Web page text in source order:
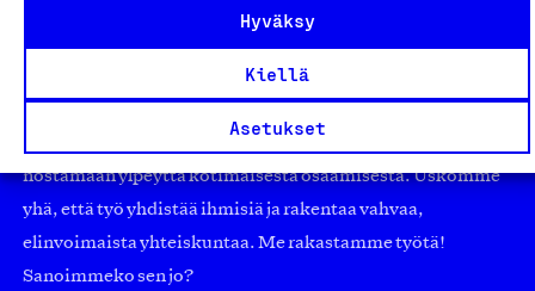
Hyväksy
Kiellä
Asetukset
pienistä pajoista ja yhteisöistä kansainvälisiin
nostamaan ylpeyttä kotimaisesta osaamisesta. Uskomme
yhä, että työ yhdistää ihmisiä ja rakentaa vahvaa,
elinvoimaista yhteiskuntaa. Me rakastamme työtä!
Sanoimmeko sen jo?